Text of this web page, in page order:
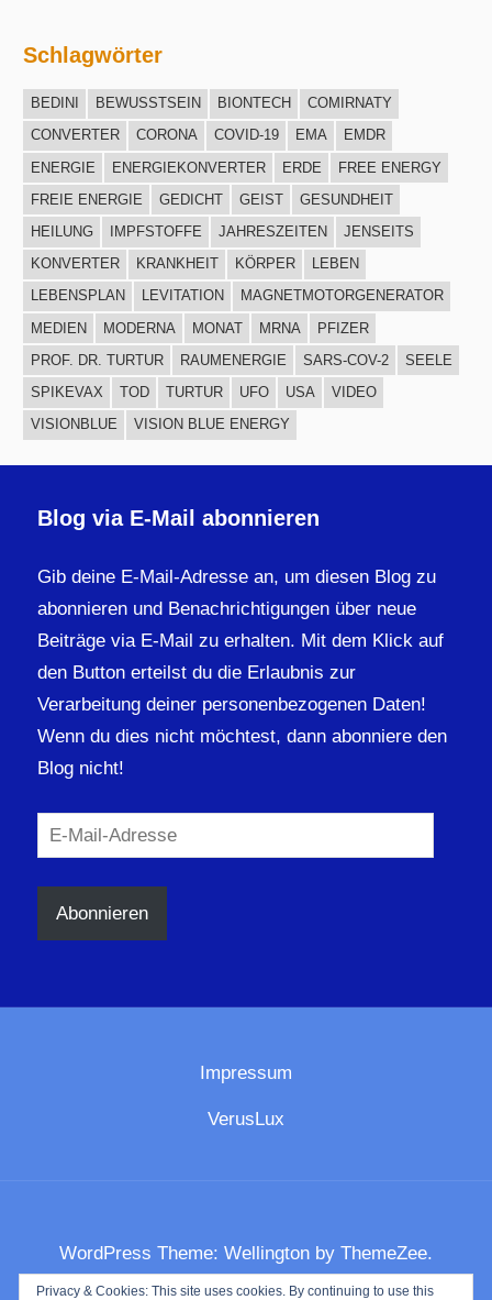
Schlagwörter
BEDINI BEWUSSTSEIN BIONTECH
COMIRNATY
CONVERTER
CORONA COVID-19 EMA
EMDR
ENERGIE
ENERGIEKONVERTER ERDE
FREE ENERGY
FREIE ENERGIE
GEDICHT GEIST
GESUNDHEIT
HEILUNG
IMPFSTOFFE JAHRESZEITEN
JENSEITS
KONVERTER
KRANKHEIT KÖRPER
LEBEN
LEBENSPLAN
LEVITATION
MAGNETMOTORGENERATOR
MEDIEN
MODERNA MONAT MRNA
PFIZER
PROF. DR. TURTUR
RAUMENERGIE SARS-COV-2
SEELE
SPIKEVAX
TOD TURTUR UFO USA
VIDEO
VISIONBLUE
VISION BLUE ENERGY
Blog via E-Mail abonnieren
Gib deine E-Mail-Adresse an, um diesen Blog zu
abonnieren und Benachrichtigungen über neue
Beiträge via E-Mail zu erhalten. Mit dem Klick auf
den Button erteilst du die Erlaubnis zur
Verarbeitung deiner personenbezogenen Daten!
Wenn du dies nicht möchtest, dann abonniere den
Blog nicht!
E-
Mail-
Adresse
Abonnieren
Impressum
VerusLux
WordPress Theme: Wellington by ThemeZee.
Privacy & Cookies: This site uses cookies. By continuing to use this